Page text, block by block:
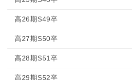
高26期S49卒
高27期S50卒
高28期S51卒
高29期S52卒